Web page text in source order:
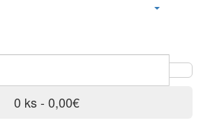
0 ks - 0,00€